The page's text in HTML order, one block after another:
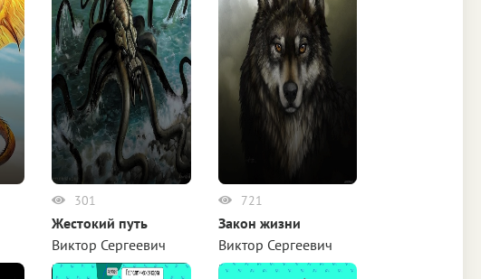
301
Жестокий путь
Виктор Сергеевич
Руденко
721
Закон жизни
Виктор Сергеевич
Руденко